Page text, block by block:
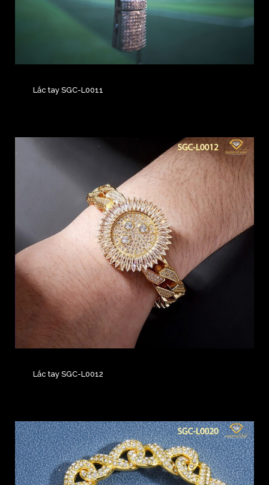
Lắc tay SGC-L0011
Lắc tay SGC-L0012